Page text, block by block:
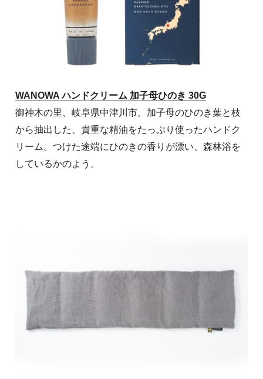
WANOWA ハンドクリーム 加子母ひのき 30G
御神木の里、岐阜県中津川市。加子母のひのき葉と枝
から抽出した、貴重な精油をたっぷり使ったハンドク
リーム。つけた途端にひのきの香りが漂い、森林浴を
しているかのよう。